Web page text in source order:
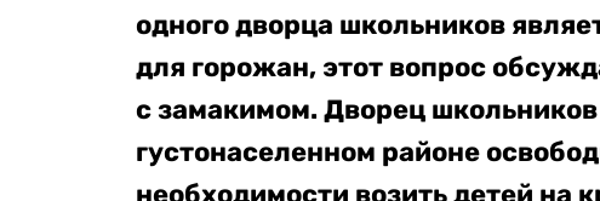
одного дворца школьников
для горожан, этот вопрос
с замакимом. Дворец
густонаселенном районе
необходимости возить детей на